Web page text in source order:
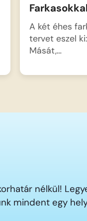
A két éhes
tervet eszel
Mását,…
nélkül!
mindent egy